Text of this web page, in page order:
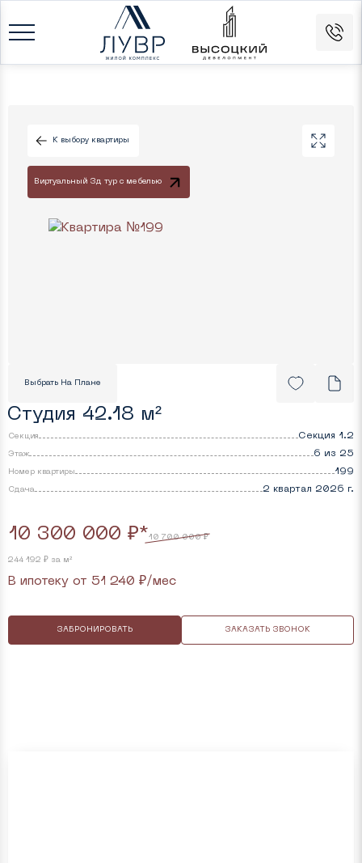
К выбору квартиры
Виртуальный 3д тур с мебелью
Выбрать На Плане
Студия 42.18 м²
Секция Секция 1.2
Этаж 6 из 25
Номер квартиры 199
Cдача 2 квартал 2026 г.
10 300 000 ₽*10 700 000 ₽
244 192 ₽ за м²
В ипотеку от 51 240 ₽/мес
ЗАБРОНИРОВАТЬ ЗАКАЗАТЬ ЗВОНОК